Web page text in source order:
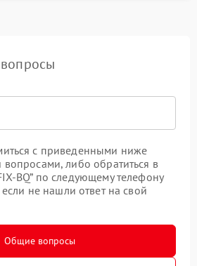
с приведенными ниже
либо обратиться в
BQ” по следующему телефону
если не нашли ответ на свой
Общие вопросы